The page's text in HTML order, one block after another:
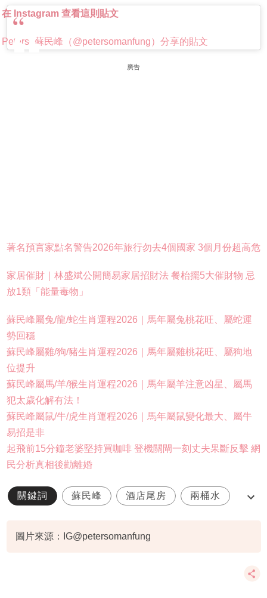
在 Instagram 查看這則貼文
Peterso蘇民峰（@petersomanfung）分享的貼文
廣告
著名預言家點名警告2026年旅行勿去4個國家 3個月份超高危
家居催財｜林盛斌公開簡易家居招財法 餐枱擺5大催財物 忌
放1類「能量毒物」
蘇民峰屬兔/龍/蛇生肖運程2026｜馬年屬兔桃花旺、屬蛇運
勢回穩
蘇民峰屬雞/狗/豬生肖運程2026｜馬年屬雞桃花旺、屬狗地
位提升
蘇民峰屬馬/羊/猴生肖運程2026｜馬年屬羊注意凶星、屬馬
犯太歲化解有法！
蘇民峰屬鼠/牛/虎生肖運程2026｜馬年屬鼠變化最大、屬牛
易招是非
起飛前15分鐘老婆堅持買咖啡 登機關閘一刻丈夫果斷反擊 網
民分析真相後勸離婚
關鍵詞 蘇民峰 酒店尾房 兩桶水
圖片來源：IG@petersomanfung